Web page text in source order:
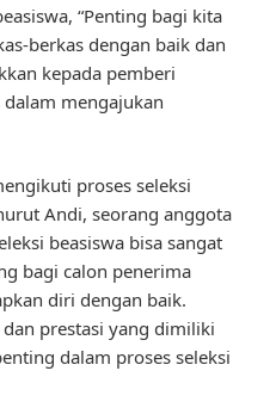
“Penting bagi kita
berkas dengan baik dan
kepada pemberi
mengajukan
proses seleksi
Andi, seorang anggota
beasiswa bisa sangat
bagi calon penerima
diri dengan baik.
prestasi yang dimiliki
dalam proses seleksi